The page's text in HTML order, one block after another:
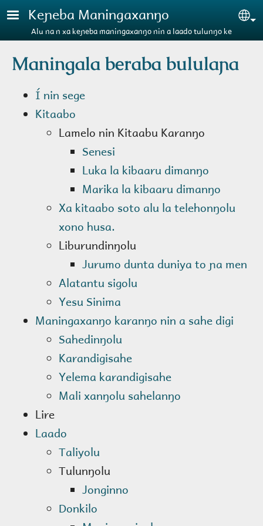
Aller au contenu principal
Keɲeba Maningaxanŋo
Alu na n xa keɲeba maningaxanŋo nin a laado tulunŋo ke
Maningala beraba bululaɲa
Í nin sege
Kitaabo
Lamelo nin Kitaabu Karanŋo
Senesi
Luka la kibaaru dimanŋo
Marika la kibaaru dimanŋo
Xa kitaabo soto alu la telehonŋolu
xono husa.
Liburundinŋolu
Jurumo dunta duniya to ɲa men
Alatantu sigolu
Yesu Sinima
Maningaxanŋo karanŋo nin a sahe digi
Sahedinŋolu
Karandigisahe
Yelema karandigisahe
Mali xanŋolu sahelanŋo
Lire
Laado
Taliyolu
Tulunŋolu
Jonginno
Donkilo